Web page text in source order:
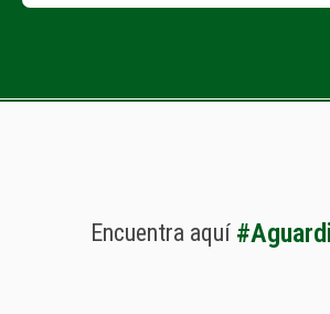
Encuentra aquí #Aguardi